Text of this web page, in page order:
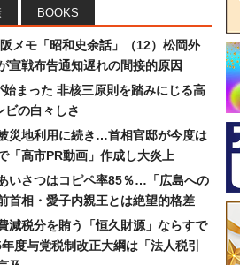
BOOKS
メモ「昭和史余話」（12）松岡外
宣戦布告通知遅れの間接的原因
まった 非核三原則を踏みにじる高
ビの白々しさ
災地利用に続き…首相官邸が今度は
「高市PR動画」作成し大炎上
いさつはコピペ率85％…「広島への
首相・愛子内親王とは絶望的格差
減税分を賄う「恒久財源」ならすで
度与党税制改正大綱は「法人税引